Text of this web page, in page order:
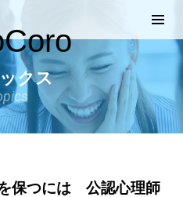
クス
保つには 公認心理師